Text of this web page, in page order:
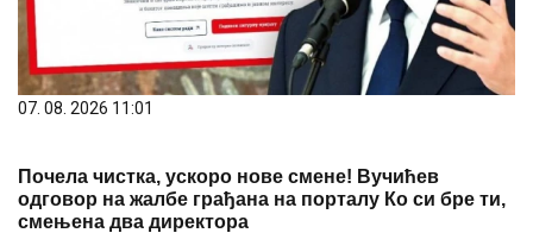
07. 08. 2026 11:01
Почела чистка, ускоро нове смене! Вучићев
одговор на жалбе грађана на порталу Ко си бре ти,
смењена два директора